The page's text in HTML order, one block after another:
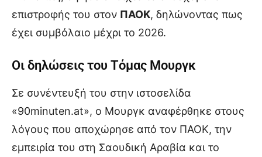
επιστροφής του στον ΠΑΟΚ, δηλώνοντας πως
έχει συμβόλαιο μέχρι το 2026.
Οι δηλώσεις του Τόμας Μουργκ
Σε συνέντευξή του στην ιστοσελίδα
«90minuten.at», ο Μουργκ αναφέρθηκε στους
λόγους που αποχώρησε από τον ΠΑΟΚ, την
εμπειρία του στη Σαουδική Αραβία και το